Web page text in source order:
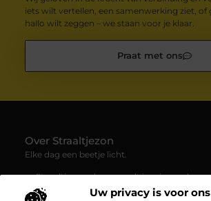
Uw privacy is voor ons
iets wilt vertellen, een samenwerking ziet, of
hallo wilt zeggen – we staan voor je klaar.
Praat met ons
Over Straaltjezon
Elke dag een beetje licht.
— Straaltjezon.nl verzamelt inspirerende en
en artikelen over allerlei facetten van het